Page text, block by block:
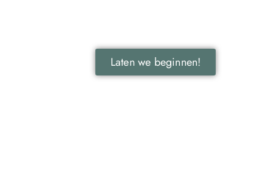
Laten we beginnen!